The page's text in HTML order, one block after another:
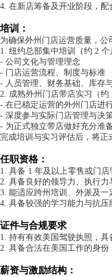
4. 在新店筹备及开业阶段，
培训：
为确保外州门店运营质量，公
1. 纽约总部集中培训（约 2 个
- 公司文化与管理理念
- 门店运营流程、制度与标准
- 人员管理、财务基础、库存
2. 成熟外州门店带店实习（约
- 在已稳定运营的外州门店进
- 深度参与实际门店管理与决
- 为正式独立带店做好充分准
完成培训与实习评估后，将正
任职资格：
1. 具备 1 年及以上零售或门
2. 具备良好的领导力、执行力
3. 能适应跨州培训、外派及一
4. 具备较强的学习能力与抗
证件与合规要求
1. 持有有效美国驾驶执照，具
2. 具备合法在美国工作的身份
薪资与激励结构：